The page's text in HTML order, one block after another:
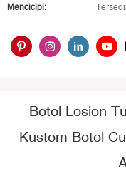
Mencicipi:
Botol Losion
Kustom Botol